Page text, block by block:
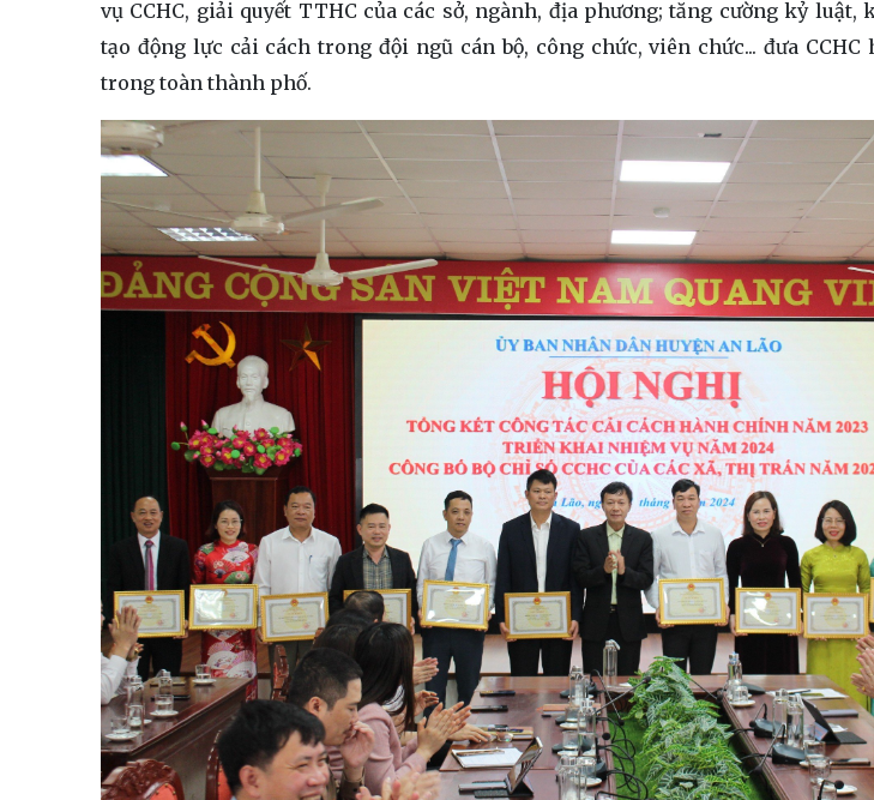
vụ CCHC, giải quyết TTHC của các sở, ngành, địa phương; tăng cường kỷ
tạo động lực cải cách trong đội ngũ cán bộ, công chức, viên chức... đưa CCHC
trong toàn thành phố.